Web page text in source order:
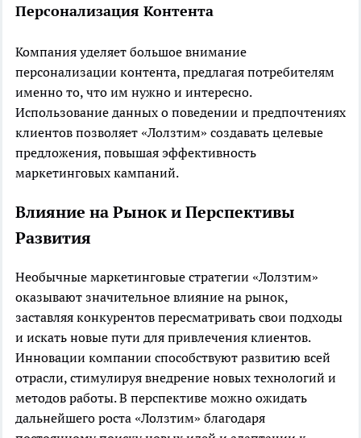
Персонализация Контента
Компания уделяет большое внимание
персонализации контента, предлагая потребителям
именно то, что им нужно и интересно.
Использование данных о поведении и предпочтениях
клиентов позволяет «Лолзтим» создавать целевые
предложения, повышая эффективность
маркетинговых кампаний.
Влияние на Рынок и Перспективы
Развития
Необычные маркетинговые стратегии «Лолзтим»
оказывают значительное влияние на рынок,
заставляя конкурентов пересматривать свои подходы
и искать новые пути для привлечения клиентов.
Инновации компании способствуют развитию всей
отрасли, стимулируя внедрение новых технологий и
методов работы. В перспективе можно ожидать
дальнейшего роста «Лолзтим» благодаря